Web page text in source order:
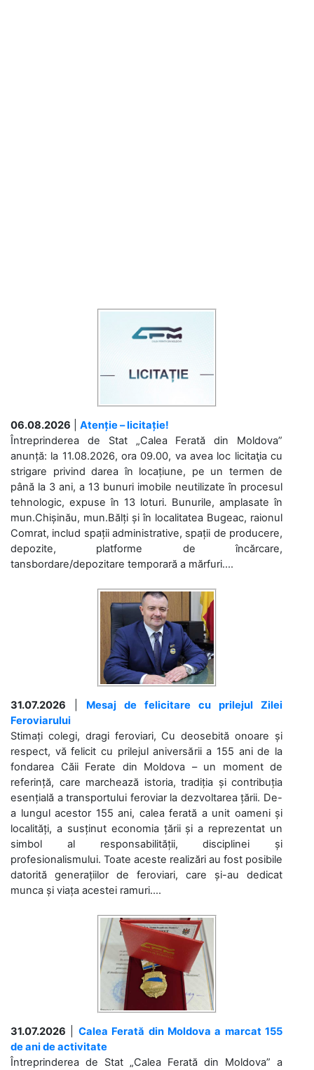
06.08.2026
Atenție – licitație!
Întreprinderea de Stat „Calea Ferată din Moldova”
anunță: la 11.08.2026, ora 09.00, va avea loc licitaţia cu
strigare privind darea în locațiune, pe un termen de
până la 3 ani, a 13 bunuri imobile neutilizate în procesul
tehnologic, expuse în 13 loturi. Bunurile, amplasate în
mun.Chișinău, mun.Bălți și în localitatea Bugeac, raionul
Comrat, includ spații administrative, spații de producere,
depozite, platforme de încărcare,
tansbordare/depozitare temporară a mărfuri....
31.07.2026
Mesaj de felicitare cu prilejul Zilei
Feroviarului
Stimați colegi, dragi feroviari, Cu deosebită onoare și
respect, vă felicit cu prilejul aniversării a 155 ani de la
fondarea Căii Ferate din Moldova – un moment de
referință, care marchează istoria, tradiția și contribuția
esențială a transportului feroviar la dezvoltarea țării. De-
a lungul acestor 155 ani, calea ferată a unit oameni și
localități, a susținut economia țării și a reprezentat un
simbol al responsabilității, disciplinei și
profesionalismului. Toate aceste realizări au fost posibile
datorită generațiilor de feroviari, care și-au dedicat
munca și viața acestei ramuri....
31.07.2026
Calea Ferată din Moldova a marcat 155
de ani de activitate
Întreprinderea de Stat „Calea Ferată din Moldova” a